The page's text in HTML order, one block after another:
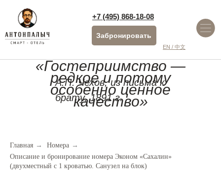
«Гостеприимство —
редкое и потому
особенно ценное
качество»
А.П. Чехов, из письма к
брату, 1891 г.
EN / 中文
Забронировать
+7 (495) 868-18-08
Главная → Номера →
Описание и бронирование номера Эконом «Сахалин»
(двухместный с 1 кроватью. Санузел на блок)